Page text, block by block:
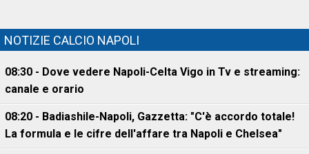
NOTIZIE CALCIO NAPOLI
08:30 - Dove vedere Napoli-Celta Vigo in Tv e streaming:
canale e orario
08:20 - Badiashile-Napoli, Gazzetta: "C'è accordo totale!
La formula e le cifre dell'affare tra Napoli e Chelsea"